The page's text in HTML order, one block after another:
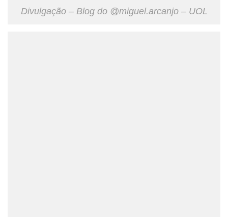
Divulgação – Blog do @miguel.arcanjo – UOL